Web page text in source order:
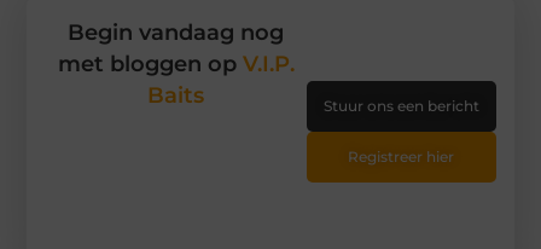
Begin vandaag nog
met bloggen op V.I.P.
Baits
Stuur ons een bericht
Registreer hier